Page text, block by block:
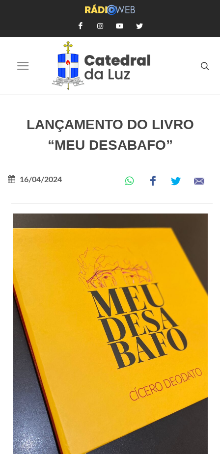
LANÇAMENTO DO LIVRO
“MEU DESABAFO”
16/04/2024